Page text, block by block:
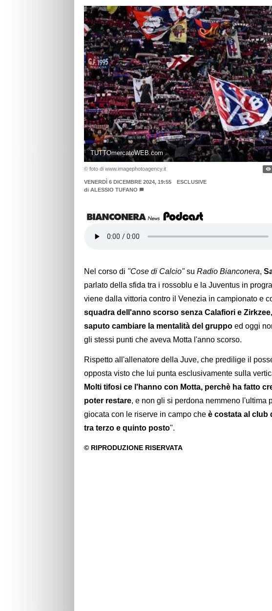
TUTTOmercatoWEB.com
© foto di www.imagephotoagency.it
VENERDÌ 6 DICEMBRE 2024, 19:55
ESCLUSIVE
di ALESSIO TUFANO
Nel corso di "Cose di Calcio"su Radio Bianconera,
parlato della sfida tra i rossoblu e la Juventus in
viene dalla vittoria contro il Venezia in campionato e
squadra dell'anno scorso senza Calafiori e
saputo cambiare la mentalità del gruppo ed oggi
gli stessi punti che aveva Motta l'anno scorso.
Rispetto all'allenatore della Juve, che predilige il
opposta visto che lui punta esclusivamente sulla
Molti tifosi ce l'hanno con Motta, perchè ha fatto
poter restare, e non gli si perdona nemmeno l'ultima
giocata con le riserve in campo che è costata al club
tra terzo e quinto posto".